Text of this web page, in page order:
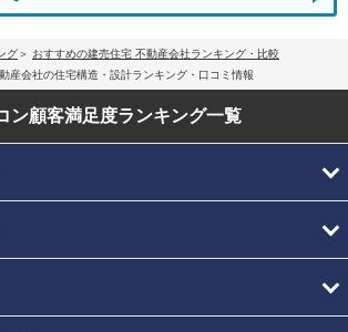
グ
おすすめの建売住宅 不動産会社ランキング・比較
産会社の住宅構造・設計ランキング・口コミ情報
ン顧客満足度ランキング一覧